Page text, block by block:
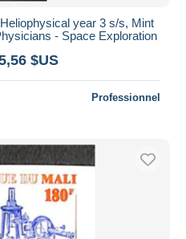
year 3 s/s, Mint
- Space Exploration
$US
Professionnel